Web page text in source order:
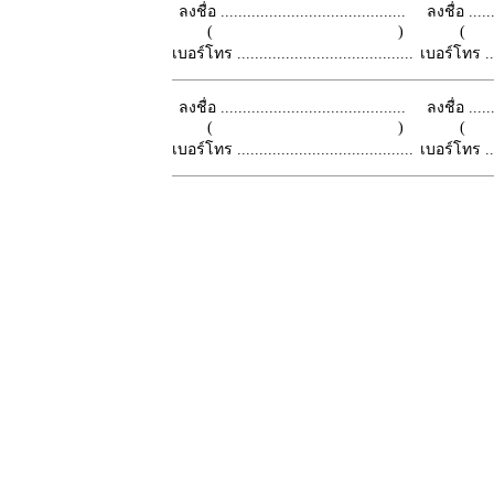
ลงชื่อ ..........................................
( )
เบอร์โทร ........................................
ลงชื่อ
เบอร์โทร
ลงชื่อ ..........................................
( )
เบอร์โทร ........................................
ลงชื่อ
เบอร์โทร